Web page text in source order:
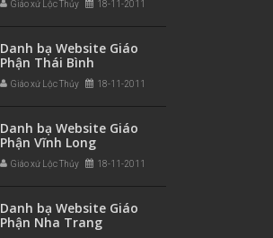
Giáo xứ Lộc Thủy 18-11-2011
Danh bạ Website Giáo
Phận Thái Bình
Giáo xứ Lộc Thủy 18-11-2011
Danh bạ Website Giáo
Phận Vĩnh Long
Giáo xứ Lộc Thủy 18-11-2011
Danh bạ Website Giáo
Phận Nha Trang